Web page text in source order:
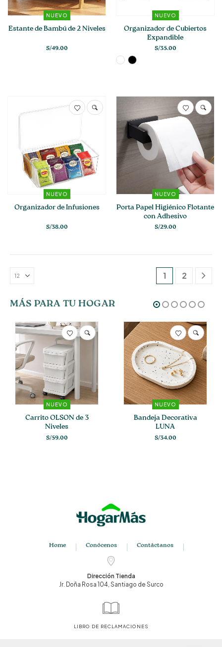
NUEVO
Estante de Bambú de 2 Niveles
S/49.00
NUEVO
en
la
Organizador de Cubiertos
Expandible
S/35.00
NUEVO
Organizador de Infusiones
S/38.00
NUEVO
Porta Papel Higiénico Flotante
con Adhesivo
S/29.00
1 2
MÁS PARA TU HOGAR
NUEVO
Carrito OLSON de 3
Niveles
S/59.00
NUEVO
Bandeja Decorativa
LUNA
S/34.00
Home Conócenos Contáctanos
Dirección Tienda
Jr. Doña Rosa 104, Santiago de Surco
LIBRO DE RECLAMACIONES